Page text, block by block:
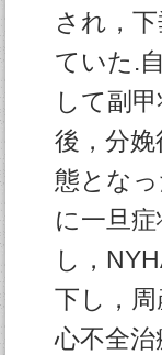
され，
ていた.
して副
後，分
態とな
に一旦
し，
下し，
心不全